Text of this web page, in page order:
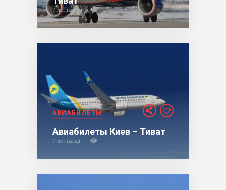
7 лет назад
АВИАБИЛЕТЫ
Авиабилеты Киев – Тиват
7 лет назад